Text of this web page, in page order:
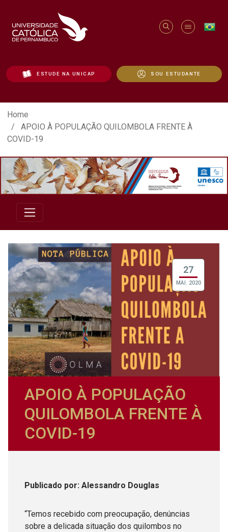
ESTUDE NA UNICAP SOU ESTUDANTE
APOIO À POPULAÇÃO QUILOMBOLA
Home
APOIO À POPULAÇÃO QUILOMBOLA FRENTE À
COVID-19
27
MAI. 2020
APOIO À POPULAÇÃO
QUILOMBOLA FRENTE À
COVID-19
Publicado por: Alessandro Douglas
“Temos recebido com preocupação, denúncias
sobre a delicada situação dos quilombos no